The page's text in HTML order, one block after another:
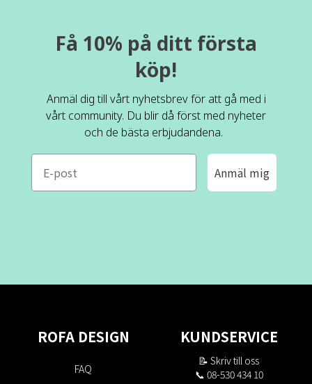
Få 10% på ditt första
köp!
Anmäl dig till vårt nyhetsbrev för att gå med i
vårt community. Du blir då först med nyheter
och de bästa erbjudandena.
e-mail
Anmäl mig
ROFA DESIGN
FAQ
KUNDSERVICE
📝 Skriv till oss
📞 08-530 434 10